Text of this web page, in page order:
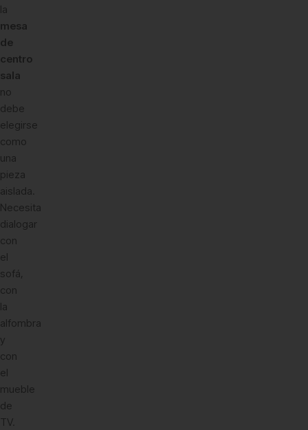
la
mesa
de
centro
sala
no
debe
elegirse
como
una
pieza
aislada.
Necesita
dialogar
con
el
sofá,
con
la
alfombra
y
con
el
mueble
de
TV.